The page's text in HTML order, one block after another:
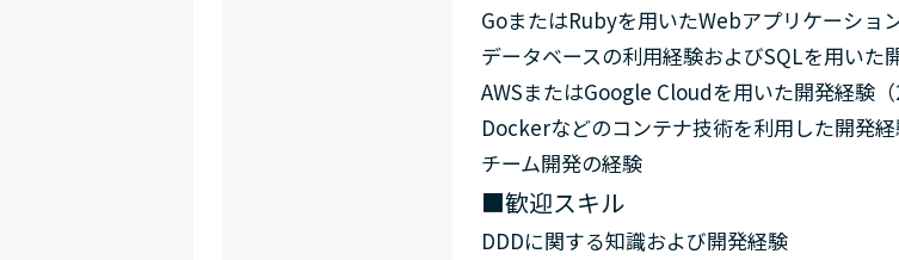
GoまたはRubyを用いたWebアプリケーショ
データベースの利用経験およびSQLを用いた
AWSまたはGoogle Cloudを用いた開発経験（
Dockerなどのコンテナ技術を利用した開発経
チーム開発の経験
■歓迎スキル
DDDに関する知識および開発経験